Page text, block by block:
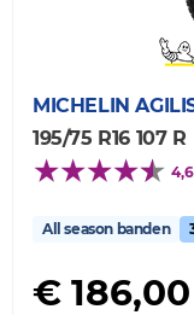
MICHELIN
195/75 R16 107 R
All season banden
€ 186,00